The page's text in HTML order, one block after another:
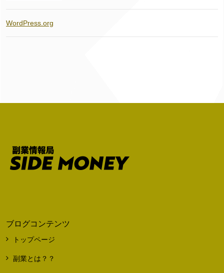
WordPress.org
ブログコンテンツ
トップページ
副業とは？？